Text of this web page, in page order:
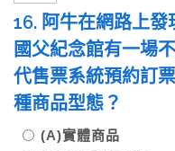
16. 阿牛在網路上發
國父紀念館有一場
代售票系統預約訂
種商品型態？
(A)實體商品